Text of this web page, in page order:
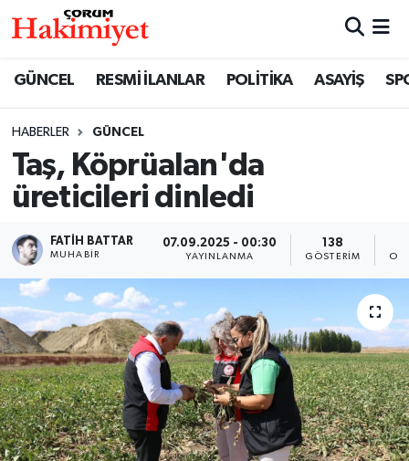
GÜNCEL RESMİ İLANLAR POLİTİKA ASAYİŞ
HABERLER GÜNCEL
Taş, Köprüalan'da
üreticileri dinledi
FATIH BATTAR
MUHABIR
07.09.2025 - 00:30
YAYINLANMA
138
GÖSTERIM
SAĞLIK
ASAYİŞ
EKONOMİ
GÜNCEL
AKTÜEL
EĞİTİM
İLÇELER
Nöbetçi Eczaneler
Çorum Namaz Vakitleri
Trafik Durumu
Süper Lig Puan Durumu ve Fikstür
Tüm Manşetler
Son Dakika Haberleri
Haber Arşivi